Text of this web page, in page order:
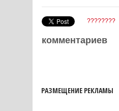
????????
комментариев
РАЗМЕЩЕНИЕ РЕКЛАМЫ